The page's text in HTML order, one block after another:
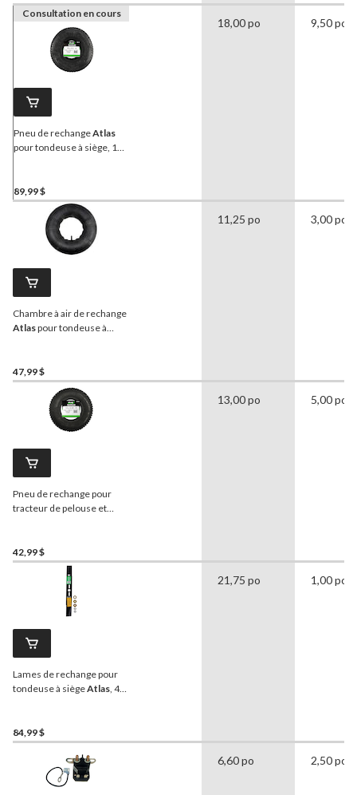
Consultation en cours
Pneu de rechangeAtlas
pour tondeuse à siège, 18 x
89,99 $
18,00 po 9,50 po
Chambre à air de rechange
Atlaspour tondeuse à
47,99 $
11,25 po 3,00 po
Pneu de rechange pour
tracteur de pelouse et
42,99 $
13,00 po 5,00 po
Lames de rechange pour
tondeuse à siègeAtlas, 42
84,99 $
21,75 po 1,00 po
6,60 po 2,50 po